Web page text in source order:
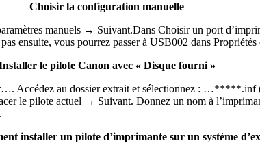
Choisir la configuration manuelle
manuels → Suivant.Dans Choisir un port
ensuite, vous pourrez passer à USB002 dans
le pilote Canon avec « Disque fourni »
Accédez au dossier extrait et sélectionnez :
le pilote actuel → Suivant. Donnez un nom à
installer un pilote d’imprimante sur un système